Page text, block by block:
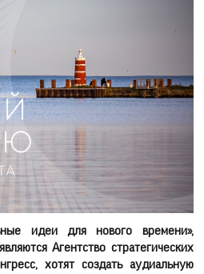
идеи для нового времени»,
Агентство стратегических
хотят создать аудиальную